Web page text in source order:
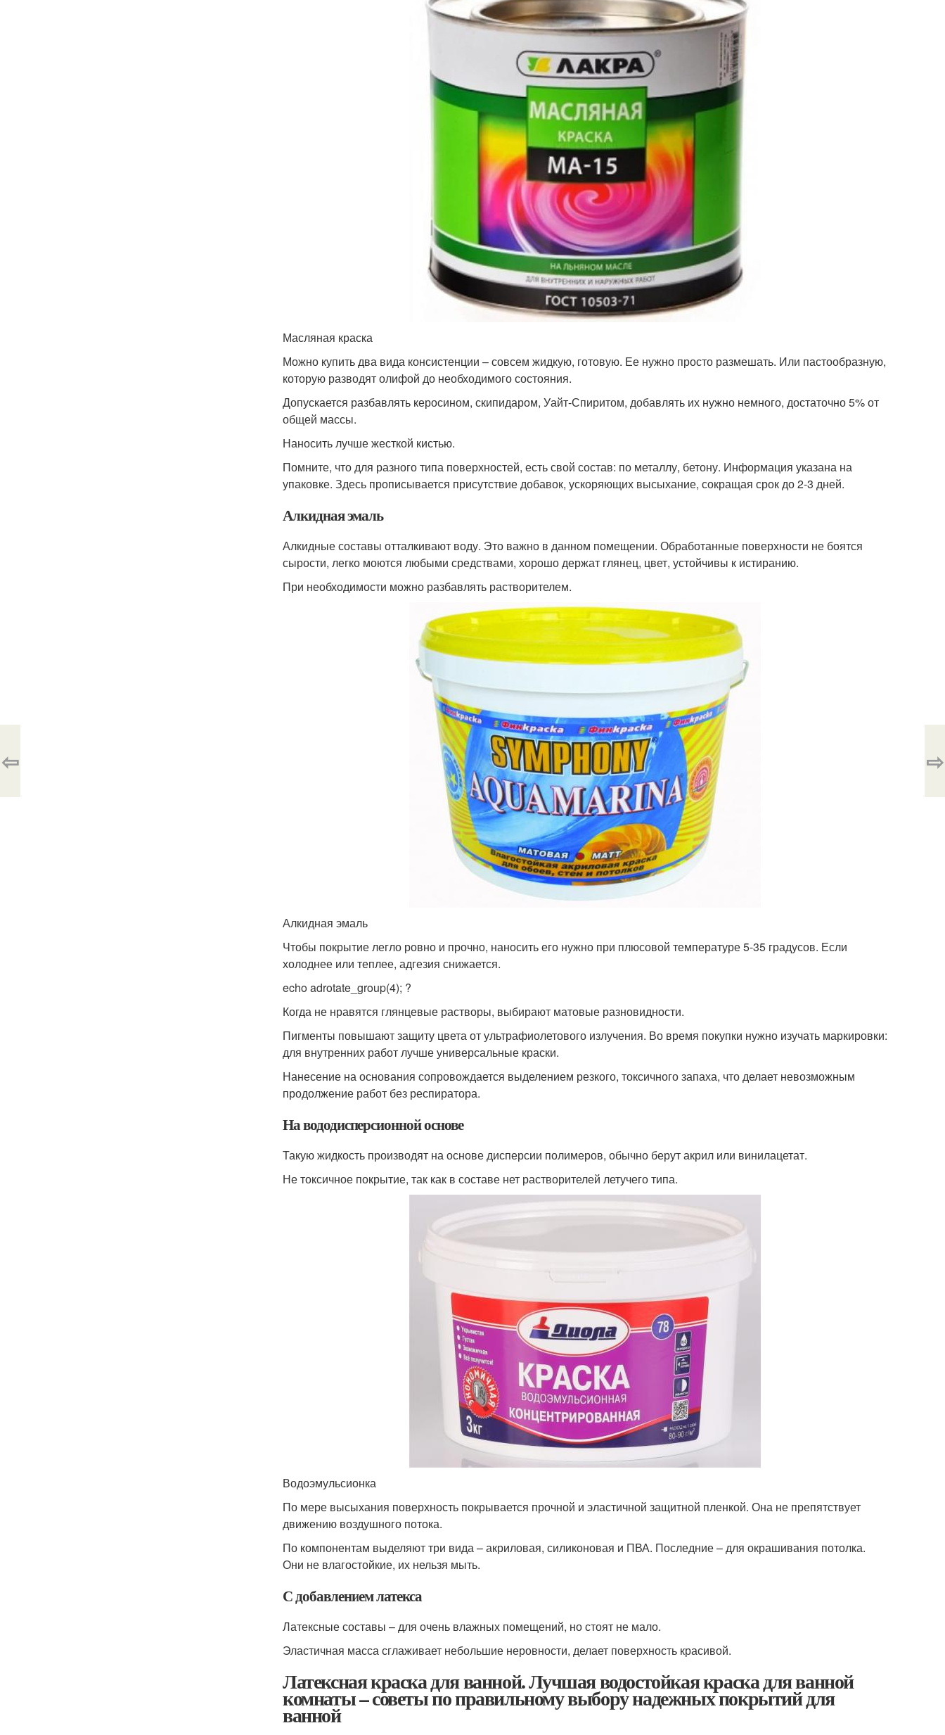
Масляная краска
Можно купить два вида консистенции – совсем жидкую, готовую. Ее нужно просто размешать. Или пастообразную,
которую разводят олифой до необходимого состояния.
Допускается разбавлять керосином, скипидаром, Уайт-Спиритом, добавлять их нужно немного, достаточно 5% от
общей массы.
Наносить лучше жесткой кистью.
Помните, что для разного типа поверхностей, есть свой состав: по металлу, бетону. Информация указана на
упаковке. Здесь прописывается присутствие добавок, ускоряющих высыхание, сокращая срок до 2-3 дней.
Алкидная эмаль
Алкидные составы отталкивают воду. Это важно в данном помещении. Обработанные поверхности не боятся
сырости, легко моются любыми средствами, хорошо держат глянец, цвет, устойчивы к истиранию.
При необходимости можно разбавлять растворителем.
Алкидная эмаль
Чтобы покрытие легло ровно и прочно, наносить его нужно при плюсовой температуре 5-35 градусов. Если
холоднее или теплее, адгезия снижается.
echo adrotate_group(4); ?
Когда не нравятся глянцевые растворы, выбирают матовые разновидности.
Пигменты повышают защиту цвета от ультрафиолетового излучения. Во время покупки нужно изучать маркировки:
для внутренних работ лучше универсальные краски.
Нанесение на основания сопровождается выделением резкого, токсичного запаха, что делает невозможным
продолжение работ без респиратора.
На вододисперсионной основе
Такую жидкость производят на основе дисперсии полимеров, обычно берут акрил или винилацетат.
Не токсичное покрытие, так как в составе нет растворителей летучего типа.
Водоэмульсионка
По мере высыхания поверхность покрывается прочной и эластичной защитной пленкой. Она не препятствует
движению воздушного потока.
По компонентам выделяют три вида – акриловая, силиконовая и ПВА. Последние – для окрашивания потолка.
Они не влагостойкие, их нельзя мыть.
С добавлением латекса
Латексные составы – для очень влажных помещений, но стоят не мало.
Эластичная масса сглаживает небольшие неровности, делает поверхность красивой.
Латексная краска для ванной. Лучшая водостойкая краска для ванной
комнаты – советы по правильному выбору надежных покрытий для
ванной
⇦ ⇨